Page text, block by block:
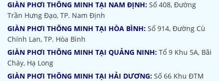
GIÀN PHƠI THÔNG MINH TẠI NAM ĐỊNH: Số 408, Đường
Trần Hưng Đạo, TP. Nam Định
GIÀN PHƠI THÔNG MINH TẠI HÒA BÌNH: Số 914, Đường Cù
Chính Lan, TP. Hòa Bình
GIÀN PHƠI THÔNG MINH TẠI QUẢNG NINH: Tổ 9 Khu 5A, Bãi
Cháy, Hạ Long
GIÀN PHƠI THÔNG MINH TẠI HẢI DƯƠNG: Số 66 Khu ĐTM